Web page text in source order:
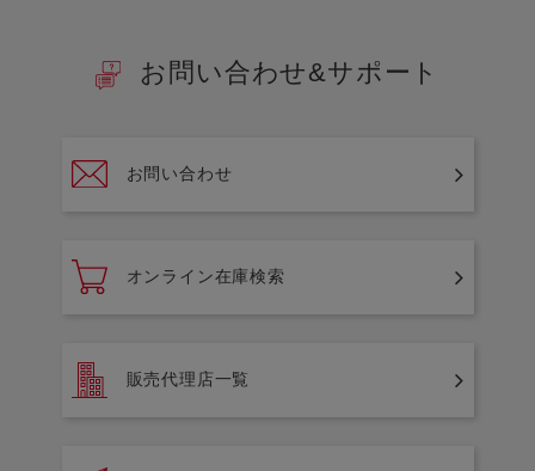
お問い合わせ&サポート
お問い合わせ
オンライン在庫検索
販売代理店一覧